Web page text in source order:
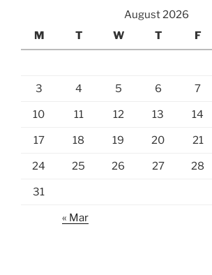
August 2026
M
T W T F
3 4 5 6 7
10 11 12 13 14
17 18 19 20 21
24 25 26 27 28
31
« Mar